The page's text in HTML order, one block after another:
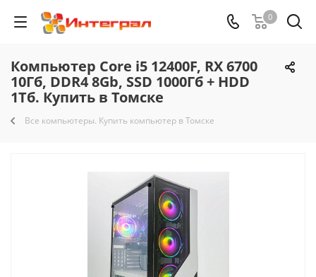
0
Компьютер Core i5 12400F, RX 6700
10Гб, DDR4 8Gb, SSD 1000Гб + HDD
1Тб. Купить в Томске
Все компьютеры. Купить компьютер в Томске